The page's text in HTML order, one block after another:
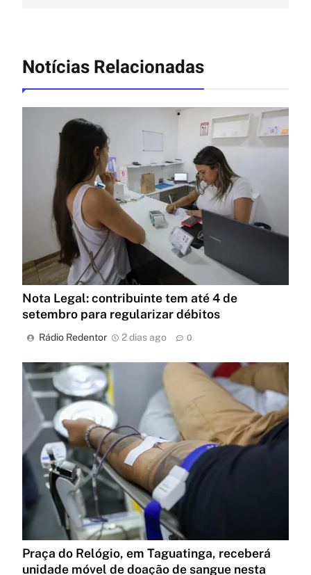
Notícias Relacionadas
Nota Legal: contribuinte tem até 4 de
setembro para regularizar débitos
Rádio Redentor 2 dias ago 0
Praça do Relógio, em Taguatinga, receberá
unidade móvel de doação de sangue nesta